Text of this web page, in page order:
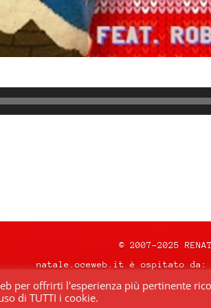
© 2007-2025
natale.oceweb.it è ospitato
Creative
per offrirti l'esperienza più pertinente
di TUTTI i cookie.